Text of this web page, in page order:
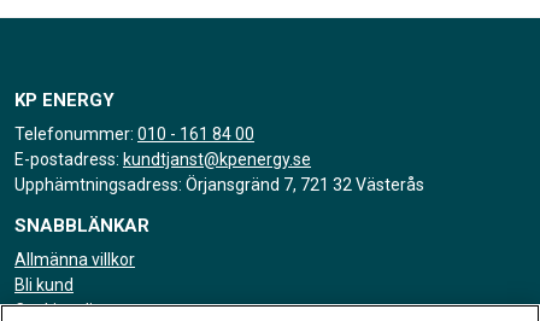
KP ENERGY
Telefonummer: 010 - 161 84 00
E-postadress: kundtjanst@kpenergy.se
Upphämtningsadress: Örjansgränd 7, 721 32 Västerås
SNABBLÄNKAR
Allmänna villkor
Bli kund
Cookiepolicy